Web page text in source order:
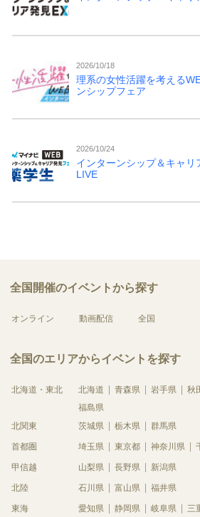
2026/10/18
理系の女性活躍を考える
ンシップフェア
2026/10/24
インターンシップ＆キャ
LIVE
全国開催のイベントから探す
オンライン 動画配信 全国
全国のエリアからイベントを探す
北海道・東北 北海道 青森県 岩手県 秋
福島県
北関東
茨城県 栃木県 群馬県
首都圏 埼玉県 東京都 神奈川県
甲信越 山梨県 長野県 新潟県
北陸 石川県 富山県 福井県
東海 愛知県 静岡県 岐阜県 三